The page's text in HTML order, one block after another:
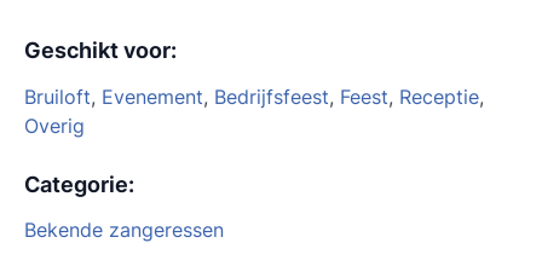
Geschikt voor:
Bruiloft, Evenement, Bedrijfsfeest, Feest, Receptie,
Overig
Categorie:
Bekende zangeressen